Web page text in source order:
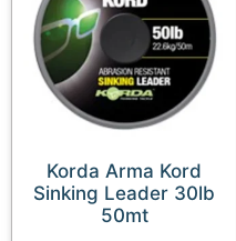
Korda Arma Kord
Sinking Leader 30lb
50mt